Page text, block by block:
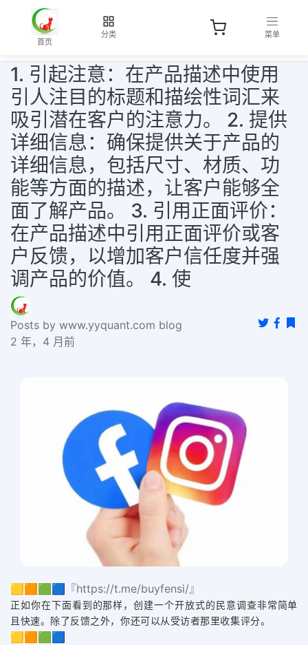
首页
分类 菜单
1. 引起注意：在产品描述中使用
引人注目的标题和描绘性词汇来
吸引潜在客户的注意力。 2. 提供
详细信息：确保提供关于产品的
详细信息，包括尺寸、材质、功
能等方面的描述，让客户能够全
面了解产品。 3. 引用正面评价：
在产品描述中引用正面评价或客
户反馈，以增加客户信任度并强
调产品的价值。 4. 使
Posts by www.yyquant.com blog
2 年，4 月前
🟨🟧🟩🟦『https://t.me/buyfensi/』
正如你在下面看到的那样，创建一个开放式的民意调查非常简单
且快速。除了反馈之外，你还可以从受访者那里收集评分。
🟨🟧🟩🟦